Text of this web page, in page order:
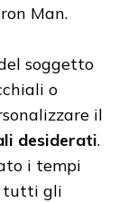
Man.
soggetto
o
il
desiderati.
i tempi
tutti gli